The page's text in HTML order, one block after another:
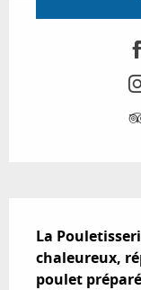
La
chaleureux,
poulet